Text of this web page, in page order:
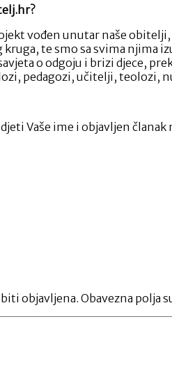
vođen unutar naše
te smo sa svima njima
o odgoju i brizi djece,
pedagozi, učitelji, teolozi,
Vaše ime i objavljen
biti objavljena. Obavezna polja